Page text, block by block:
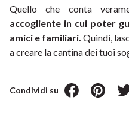
Quello che conta
accogliente in cui poter
amici e familiari. Quindi,
a creare la cantina dei tuoi
Condividi su